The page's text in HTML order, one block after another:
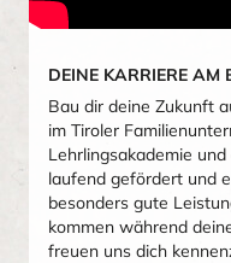
DEINE KARRIERE AM
Bau dir deine Zukunft
im Tiroler
Lehrlingsakademie
laufend gefördert und
besonders gute
kommen während
freuen uns dich